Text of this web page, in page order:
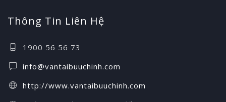
Thông Tin Liên Hệ
1900 56 56 73
info@vantaibuuchinh.com
http://www.vantaibuuchinh.com